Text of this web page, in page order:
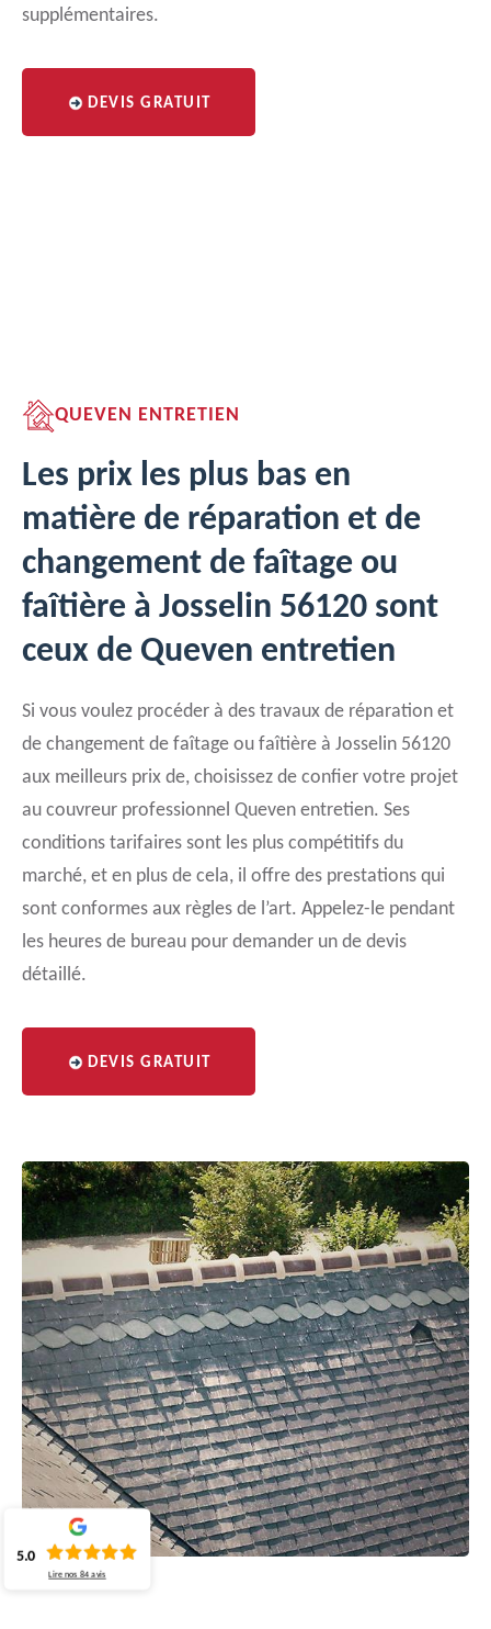
supplémentaires.
DEVIS GRATUIT
QUEVEN ENTRETIEN
Les prix les plus bas en
matière de réparation et de
changement de faîtage ou
faîtière à Josselin 56120 sont
ceux de Queven entretien
Si vous voulez procéder à des travaux de réparation et
de changement de faîtage ou faîtière à Josselin 56120
aux meilleurs prix de, choisissez de confier votre projet
au couvreur professionnel Queven entretien. Ses
conditions tarifaires sont les plus compétitifs du
marché, et en plus de cela, il offre des prestations qui
sont conformes aux règles de l’art. Appelez-le pendant
les heures de bureau pour demander un de devis
détaillé.
DEVIS GRATUIT
5.0
Lire nos84 avis